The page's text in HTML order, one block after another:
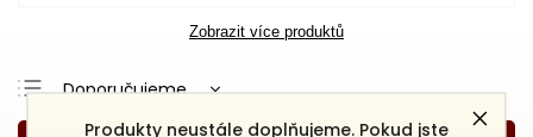
Produkty neustále doplňujeme. Pokud jste
Zobrazit více produktů
Doporučujeme
Nejlevnější